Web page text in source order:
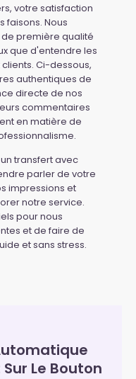
votre satisfaction
faisons. Nous
première qualité
que d'entendre les
Ci-dessous,
authentiques de
directe de nos
commentaires
en matière de
transfert avec
parler de votre
impressions et
notre service.
pour nous
et de faire de
et sans stress.
Sur Le Bouton